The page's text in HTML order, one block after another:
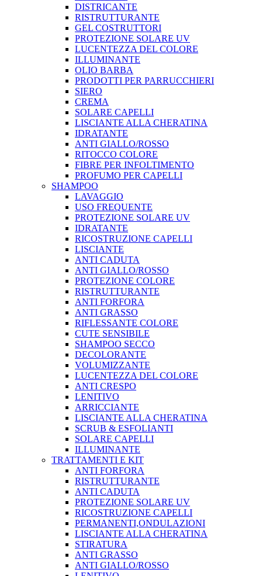
DISTRICANTE
RISTRUTTURANTE
GEL COSTRUTTORI
PROTEZIONE SOLARE UV
LUCENTEZZA DEL COLORE
ILLUMINANTE
OLIO BARBA
PRODOTTI PER PARRUCCHIERI
SIERO
CREMA
SOLARE CAPELLI
LISCIANTE ALLA CHERATINA
IDRATANTE
ANTI GIALLO/ROSSO
RITOCCO COLORE
FIBRE PER INFOLTIMENTO
PROFUMO PER CAPELLI
SHAMPOO
LAVAGGIO
USO FREQUENTE
PROTEZIONE SOLARE UV
IDRATANTE
RICOSTRUZIONE CAPELLI
LISCIANTE
ANTI CADUTA
ANTI GIALLO/ROSSO
PROTEZIONE COLORE
RISTRUTTURANTE
ANTI FORFORA
ANTI GRASSO
RIFLESSANTE COLORE
CUTE SENSIBILE
SHAMPOO SECCO
DECOLORANTE
VOLUMIZZANTE
LUCENTEZZA DEL COLORE
ANTI CRESPO
LENITIVO
ARRICCIANTE
LISCIANTE ALLA CHERATINA
SCRUB & ESFOLIANTI
SOLARE CAPELLI
ILLUMINANTE
TRATTAMENTI E KIT
ANTI FORFORA
RISTRUTTURANTE
ANTI CADUTA
PROTEZIONE SOLARE UV
RICOSTRUZIONE CAPELLI
PERMANENTI,ONDULAZIONI
LISCIANTE ALLA CHERATINA
STIRATURA
ANTI GRASSO
ANTI GIALLO/ROSSO